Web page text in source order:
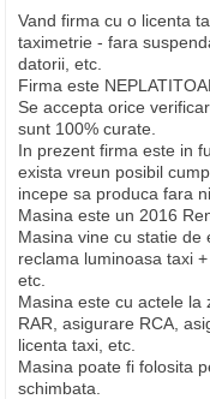
Vand firma cu o licenta
taximetrie - fara
datorii, etc.
Firma este
Se accepta orice
sunt 100% curate.
In prezent firma este in
exista vreun posibil
incepe sa produca fara
Masina este un 2016
Masina vine cu statie de
reclama luminoasa taxi
etc.
Masina este cu actele la
RAR, asigurare RCA,
licenta taxi, etc.
Masina poate fi folosita
schimbata.